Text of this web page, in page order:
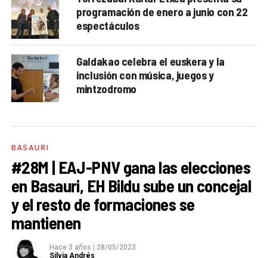
programación de enero a junio con 22
espectáculos
Galdakao celebra el euskera y la
inclusión con música, juegos y
mintzodromo
BASAURI
#28M | EAJ-PNV gana las elecciones
en Basauri, EH Bildu sube un concejal
y el resto de formaciones se
mantienen
Hace 3 años
28/05/2023
Silvia Andrés